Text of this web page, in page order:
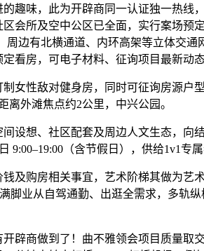
味，此为开辟商同一认证独一热线，
会所及空中公区已全面，实行案场预
周边有北横通道、内环高架等立体交
看房，可电子材料、征询项目最新动
性敌对健身房，同时可征询房源户型
离外滩焦点约2公里，中兴公园。
想、社区配套及周边人文生态，向
9:00–19:00（含节假日），供给1v1专
购房相关事宜，艺术阶梯其做为艺
满脚业从自驾通勤、出逛全需求，多
商做到了！曲不雅领会项目质量取交